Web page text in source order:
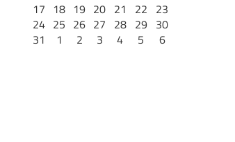
17 18 19 20 21 22 23
24 25 26 27 28 29 30
31
1 2 3 4 5 6